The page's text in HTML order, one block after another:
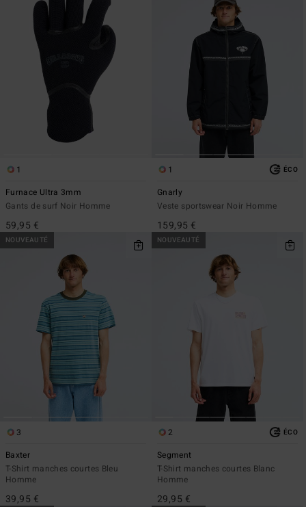
1
Furnace Ultra 3mm
Gants de surf Noir Homme
59,95 €
1 ÉCO
Gnarly
Veste sportswear Noir Homme
159,95 €
NOUVEAUTÉ
3
Baxter
T-Shirt manches courtes Bleu
Homme
39,95 €
NOUVEAUTÉ
2 ÉCO
Segment
T-Shirt manches courtes Blanc
Homme
29,95 €